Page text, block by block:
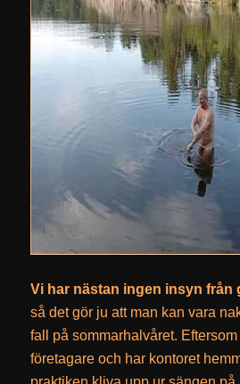
Vi har nästan ingen insyn från
så det gör ju att man kan vara
fall på sommarhalvåret.
företagare och har kontoret